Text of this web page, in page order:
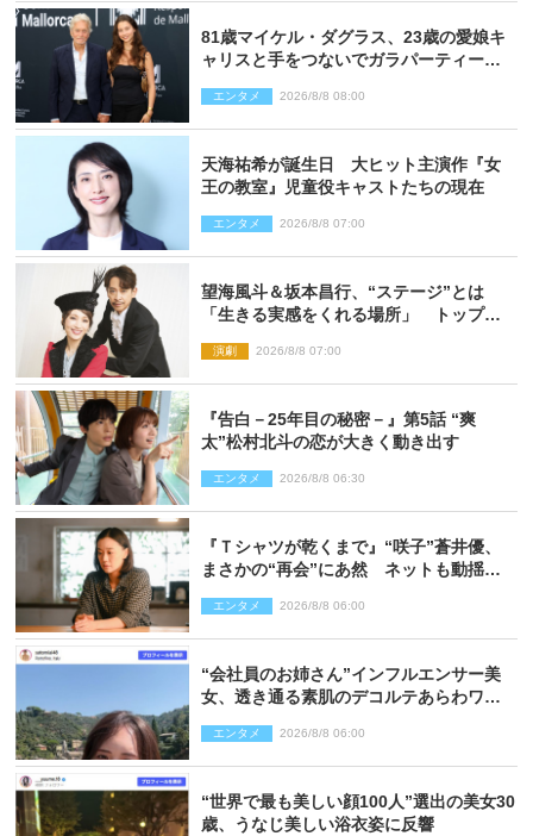
81歳マイケル・ダグラス、23歳の愛娘キ
ャリスと手をつないでガラパーティーに
エンタメ 2026/8/8 08:00
天海祐希が誕生日 大ヒット主演作『女
王の教室』児童役キャストたちの現在
エンタメ 2026/8/8 07:00
望海風斗＆坂本昌行、“ステージ”とは
「生きる実感をくれる場所」 トップを
演劇 2026/8/8 07:00
『告白－25年目の秘密－』第5話 “爽
太”松村北斗の恋が大きく動き出す
エンタメ 2026/8/8 06:30
『Ｔシャツが乾くまで』“咲子”蒼井優、
まさかの“再会”にあ然 ネットも動揺
レあり）
エンタメ 2026/8/8 06:00
“会社員のお姉さん”インフルエンサー美
女、透き通る素肌のデコルテあらわワン
エンタメ 2026/8/8 06:00
“世界で最も美しい顔100人”選出の美女30
歳、うなじ美しい浴衣姿に反響